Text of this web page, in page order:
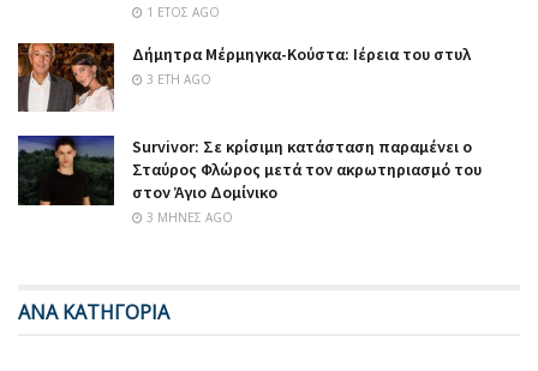
1 ΈΤΟΣ AGO
Δήμητρα Μέρμηγκα-Κούστα: Ιέρεια του στυλ
3 ΈΤΗ AGO
Survivor: Σε κρίσιμη κατάσταση παραμένει ο
Σταύρος Φλώρος μετά τον ακρωτηριασμό του
στον Άγιο Δομίνικο
3 ΜΉΝΕΣ AGO
ΑΝΑ ΚΑΤΗΓΟΡΙΑ